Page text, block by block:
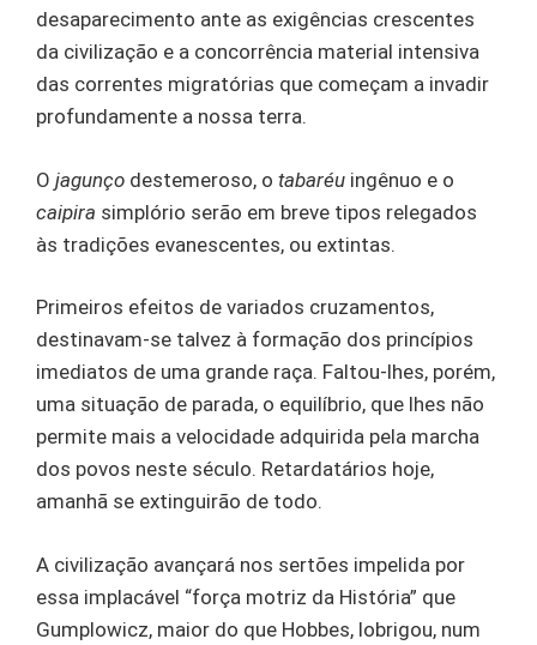
desaparecimento ante as exigências crescentes
da civilização e a concorrência material intensiva
das correntes migratórias que começam a invadir
profundamente a nossa terra.
O jagunço destemeroso, o tabaréu ingênuo e o
caipira simplório serão em breve tipos relegados
às tradições evanescentes, ou extintas.
Primeiros efeitos de variados cruzamentos,
destinavam-se talvez à formação dos princípios
imediatos de uma grande raça. Faltou-lhes, porém,
uma situação de parada, o equilíbrio, que lhes não
permite mais a velocidade adquirida pela marcha
dos povos neste século. Retardatários hoje,
amanhã se extinguirão de todo.
A civilização avançará nos sertões impelida por
essa implacável “força motriz da História” que
Gumplowicz, maior do que Hobbes, lobrigou, num